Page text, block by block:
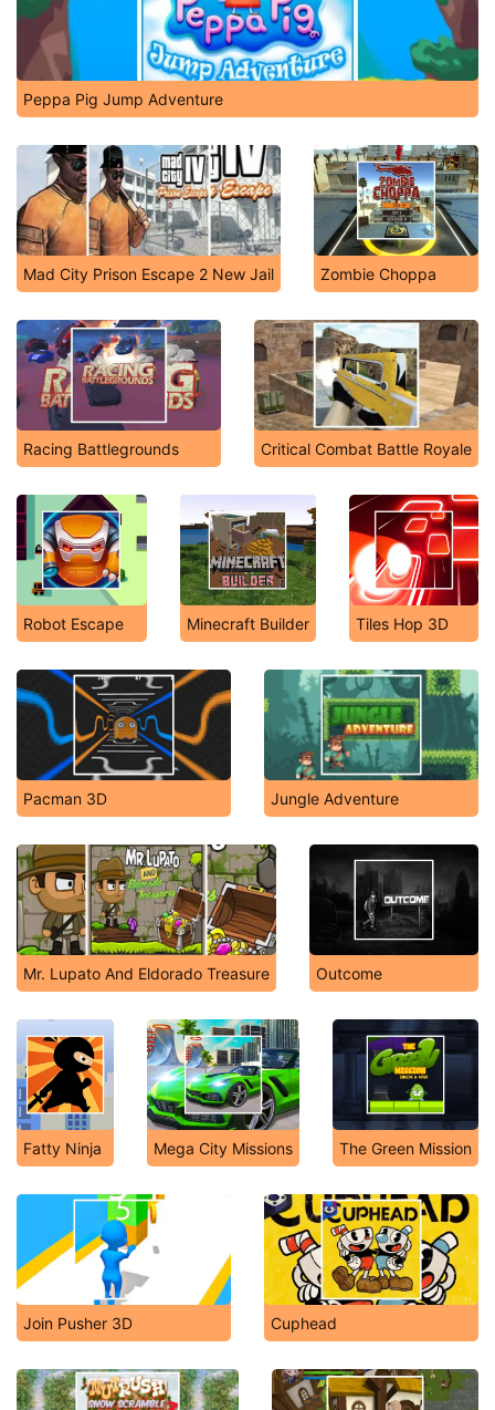
Peppa Pig Jump Adventure
Mad City Prison Escape 2 New Jail Zombie Choppa
Racing Battlegrounds Critical Combat Battle Royale
Robot Escape Minecraft Builder Tiles Hop 3D
Pacman 3D Jungle Adventure
Mr. Lupato And Eldorado Treasure Outcome
Fatty Ninja Mega City Missions The Green Mission
Join Pusher 3D Cuphead